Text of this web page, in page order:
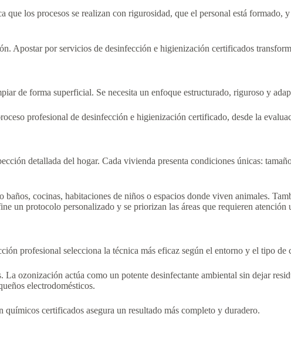
los procesos se realizan con rigurosidad, que el personal está formado,
Apostar por servicios de desinfección e higienización certificados
de forma superficial. Se necesita un enfoque estructurado, riguroso y
profesional de desinfección e higienización certificado, desde la
detallada del hogar. Cada vivienda presenta condiciones únicas:
cocinas, habitaciones de niños o espacios donde viven animales.
un protocolo personalizado y se priorizan las áreas que requieren atención
profesional selecciona la técnica más eficaz según el entorno y el tipo de
ozonización actúa como un potente desinfectante ambiental sin dejar
electrodomésticos.
certificados asegura un resultado más completo y duradero.